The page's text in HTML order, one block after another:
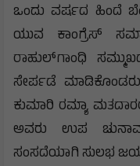
ಒಂದು ವರ್ಷದ ಹಿಂದೆ
ಯುವ ಕಾಂಗ್ರೆಸ್
ರಾಹುಲ್‍ಗಾಂಧಿ
ಸೇರ್ಪಡೆ
ಕುಮಾರಿ ರಮ್ಯಾ
ಅವರು ಉಪ
ಸಂಸದೆಯಾಗಿ ಸುಲಭ